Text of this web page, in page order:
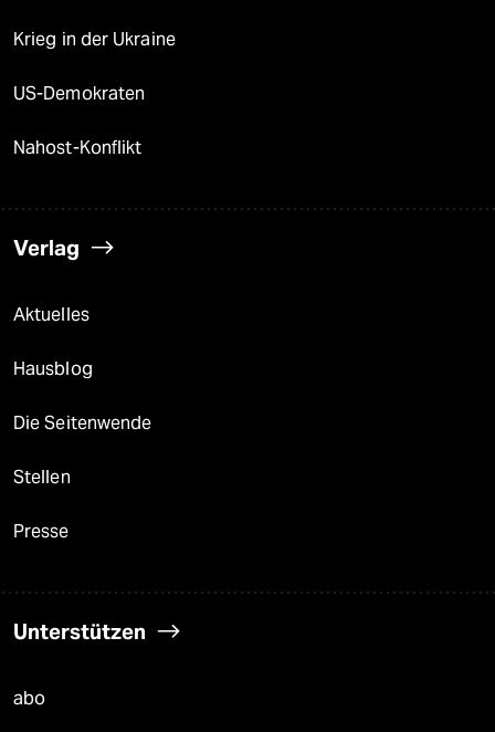
Krieg in der Ukraine
US-Demokraten
Nahost-Konflikt
Verlag
Aktuelles
Hausblog
Die Seitenwende
Stellen
Presse
Unterstützen
abo